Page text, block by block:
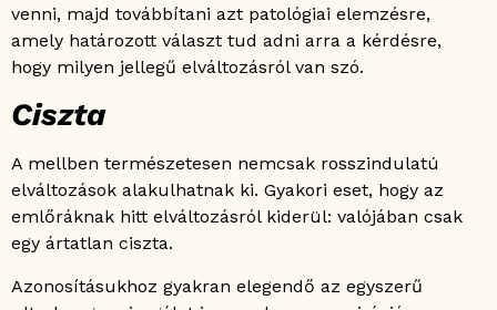
venni, majd továbbítani azt patológiai elemzésre,
amely határozott választ tud adni arra a kérdésre,
hogy milyen jellegű elváltozásról van szó.
Ciszta
A mellben természetesen nemcsak rosszindulatú
elváltozások alakulhatnak ki. Gyakori eset, hogy az
emlőráknak hitt elváltozásról kiderül: valójában csak
egy ártatlan ciszta.
Azonosításukhoz gyakran elegendő az egyszerű